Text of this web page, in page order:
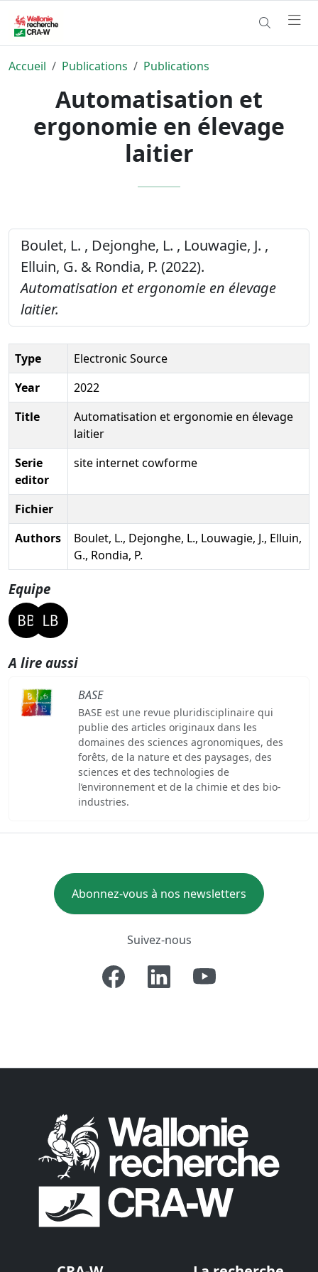
Accueil Publications Publications
Automatisation et
ergonomie en élevage
laitier
Boulet, L. , Dejonghe, L. , Louwagie, J. ,
Elluin, G. & Rondia, P. (2022).
Automatisation et ergonomie en élevage
laitier.
Type
Electronic Source
Year
2022
Title
Automatisation et ergonomie en élevage
laitier
Serie
editor
site internet cowforme
Fichier
Authors
Boulet, L., Dejonghe, L., Louwagie, J., Elluin,
G., Rondia, P.
Equipe
A lire aussi
BASE
BASE est une revue pluridisciplinaire qui
publie des articles originaux dans les
domaines des sciences agronomiques, des
forêts, de la nature et des paysages, des
sciences et des technologies de
l’environnement et de la chimie et des bio-
industries.
Abonnez-vous à nos newsletters
Suivez-nous